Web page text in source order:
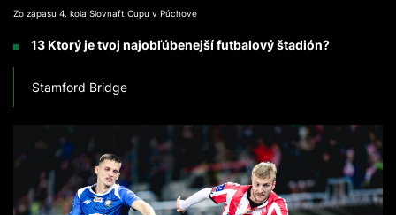
Zo zápasu 4. kola Slovnaft Cupu v Púchove
13 Ktorý je tvoj najobľúbenejší futbalový štadión?
Stamford Bridge